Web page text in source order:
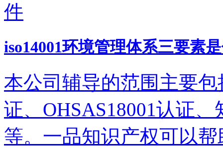
件
iso14001环境管理体系三要素
本公司辅导的范围主要包
证、OHSAS18001认证
等。一品知识产权可以